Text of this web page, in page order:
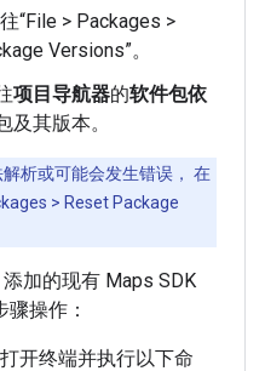
“File > Packages >
Versions”。
项目导航器的软件包依
及其版本。
解析或可能会发生错误， 在
> Reset Package
添加的现有 Maps SDK
操作：
开终端并执行以下命